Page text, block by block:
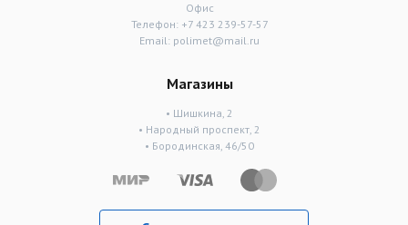
Офис
Телефон: +7 423 239-57-57
Email: polimet@mail.ru
Магазины
• Шишкина, 2
• Народный проспект, 2
• Бородинская, 46/50